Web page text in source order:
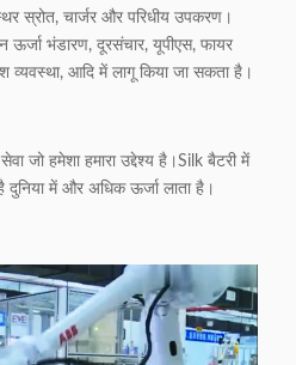
स्रोत, चार्जर और परिधीय उपकरण।
ऊर्जा भंडारण, दूरसंचार, यूपीएस, फायर
व्यवस्था, आदि में लागू किया जा सकता है।
सेवा जो हमेशा हमारा उद्देश्य है।Silk बैटरी में
दुनिया में और अधिक ऊर्जा लाता है।